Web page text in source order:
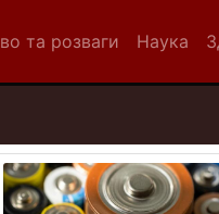
та розваги Наука